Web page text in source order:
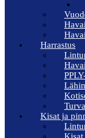
Harrastus
Kisat ja